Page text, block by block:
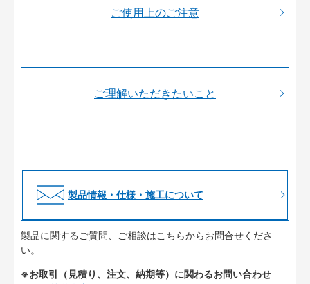
ご使用上のご注意
ご理解いただきたいこと
製品情報・仕様・施工について
製品に関するご質問、ご相談はこちらからお問合せくださ
い。
※お取引（見積り、注文、納期等）に関わるお問い合わせ